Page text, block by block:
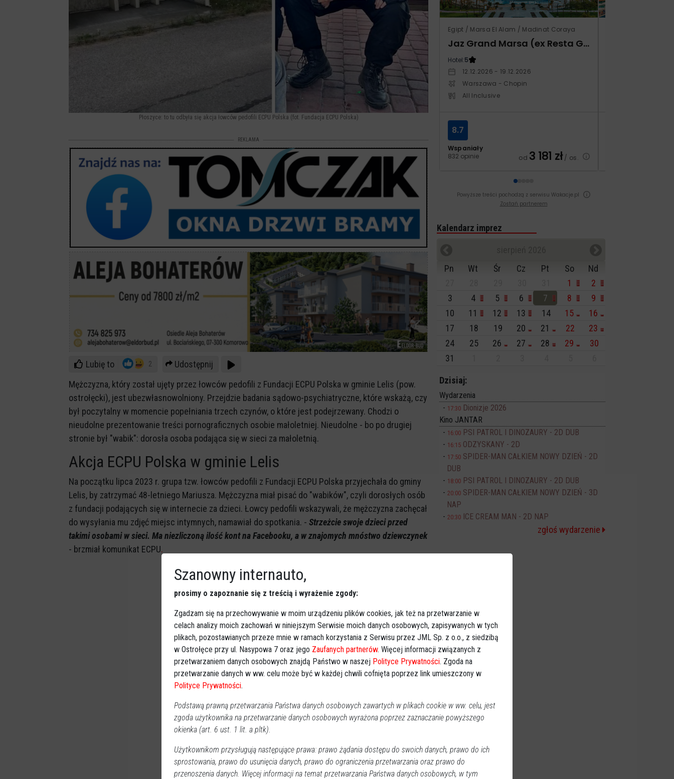
Płoszyce: to tu odbyła się akcja łowców pedofili ECPU Polska (fot. Fundacja ECPU Polska)
REKLAMA
Lubię to 2
Udostępnij
Mężczyzna, który został ujęty przez łowców pedofili z Fundacji ECPU Polska w gminie Lelis (pow.
ostrołęcki), jest ubezwłasnowolniony. Przejdzie badania sądowo-psychiatryczne, które wskażą, czy
był poczytalny w momencie popełniania trzech czynów, o które jest podejrzewany. Chodzi o
nieudolne prezentowanie treści pornograficznych osobie małoletniej. Nieudolne - bo po drugiej
stronie był "wabik": dorosła osoba podająca się w sieci za małoletnią.
Akcja ECPU Polska w gminie Lelis
Na początku lipca 2023 r. grupa tzw. łowców pedofili z Fundacji ECPU Polska przyjechała do gminy
Lelis, by zatrzymać 48-letniego Mariusza. Mężczyzna miał pisać do "wabików", czyli dorosłych osób
z fundacji podających się w internecie za dzieci. Łowcy pedofili wskazywali, że mężczyzna zachęcał
do wysyłania mu zdjęć miejsc intymnych, namawiał do spotkania. - Strzeżcie swoje dzieci przed
takimi osobami w sieci. Ma niezliczoną ilość kont na Facebooku, a w znajomych mnóstwo dziewczynek
- brzmiał komunikat ECPU.
Egipt / Marsa El Alam / Madinat Coraya
Jaz Grand Marsa (ex Resta Grand Resort)
Hotel:5
12.12.2026 - 19.12.2026
Warszawa - Chopin
All Inclusive
Wspaniały
832 opinie
8.7
od 3 181 zł/ os.
Powyższe treści pochodzą z serwisu Wakacje.pl
Zostań partnerem
Kalendarz imprez
Pn
Wt Śr Cz Pt So
Nd
1
2
3
4 5 6 7 8
9
10
11 12 13 14 15
16
17
18 19 20 21 22
23
24
25 26 27 28 29
30
31
Dzisiaj:
Wydarzenia
17:30 Dionizje 2026
Kino JANTAR
16:00 PSI PATROL I DINOZAURY - 2D DUB
16:15 ODZYSKANY - 2D
17:50 SPIDER-MAN CAŁKIEM NOWY DZIEŃ - 2D
DUB
18:00 PSI PATROL I DINOZAURY - 2D DUB
20:00 SPIDER-MAN CAŁKIEM NOWY DZIEŃ - 3D
NAP
20:30 ICE CREAM MAN - 2D NAP
zgłoś wydarzenie
Szanowny internauto,
prosimy o zapoznanie się z treścią i wyrażenie zgody:
Zgadzam się na przechowywanie w moim urządzeniu plików cookies, jak też na przetwarzanie w
celach analizy moich zachowań w niniejszym Serwisie moich danych osobowych, zapisywanych w tych
plikach, pozostawianych przeze mnie w ramach korzystania z Serwisu przez JML Sp. z o.o., z siedzibą
w Ostrołęce przy ul. Nasypowa 7 oraz jego Zaufanych partnerów. Więcej informacji związanych z
przetwarzaniem danych osobowych znajdą Państwo w naszej Polityce Prywatności. Zgoda na
przetwarzanie danych w ww. celu może być w każdej chwili cofnięta poprzez link umieszczony w
Polityce Prywatności.
Podstawą prawną przetwarzania Państwa danych osobowych zawartych w plikach cookie w ww. celu, jest
zgoda użytkownika na przetwarzanie danych osobowych wyrażona poprzez zaznaczanie powyższego
okienka (art. 6 ust. 1 lit. a pltk).
Użytkownikom przysługują następujące prawa: prawo żądania dostępu do swoich danych, prawo do ich
sprostowania, prawo do usunięcia danych, prawo do ograniczenia przetwarzania oraz prawo do
przenoszenia danych. Więcej informacji na temat przetwarzania Państwa danych osobowych, w tym